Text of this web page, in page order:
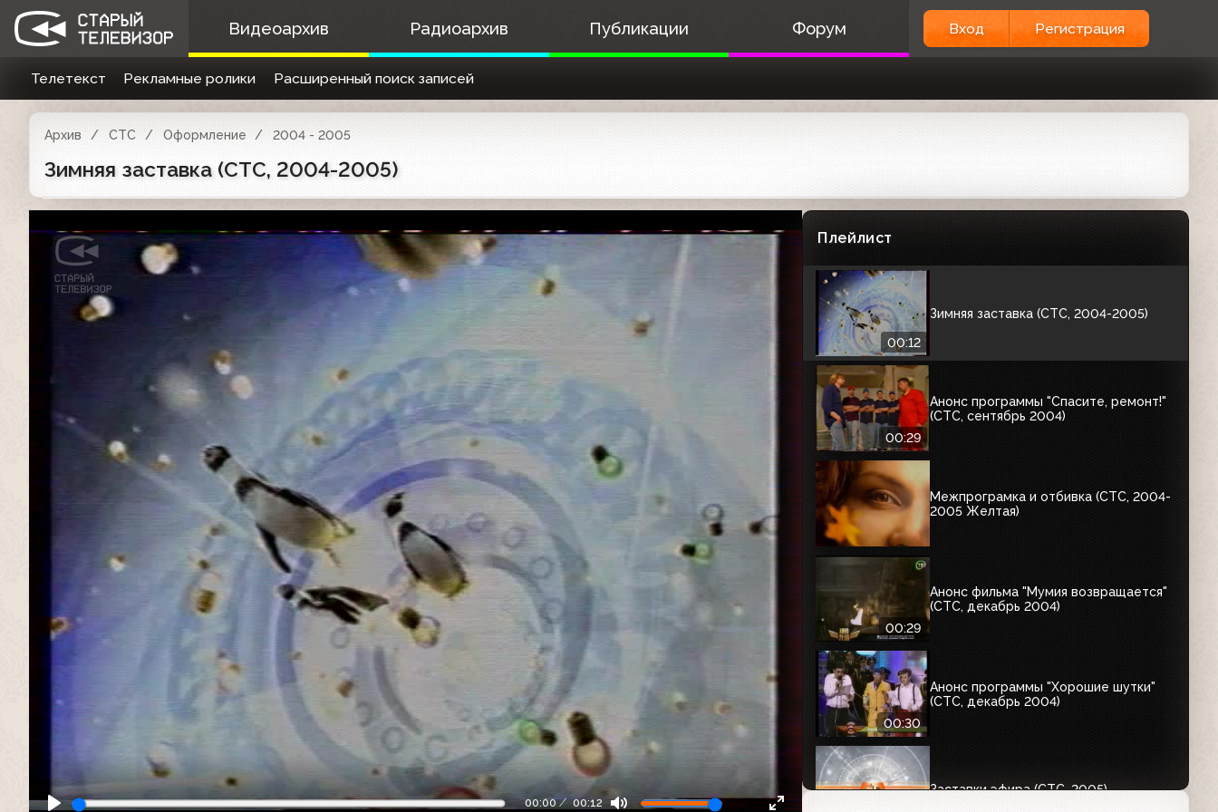
Видеоархив Радиоархив Публикации Форум Вход Регистрация
Телетекст Рекламные ролики Расширенный поиск записей
Архив СТС Оформление 2004 - 2005
Зимняя заставка (СТС, 2004-2005)
00:00 00:12
Плейлист
00:02
Фрагмент заставки "СТС-Революция"
(СТС, 2004)
00:58
Анонсы сериала "Даша Васильева.
00:12
Зимняя заставка (СТС, 2004-2005)
00:29
Анонс программы "Спасите, ремонт!"
(СТС, сентябрь 2004)
Межпрограмка и отбивка (СТС, 2004-
2005 Желтая)
00:29
Анонс фильма "Мумия возвращается"
(СТС, декабрь 2004)
00:30
Анонс программы "Хорошие шутки"
(СТС, декабрь 2004)
Заставки эфира (СТС, 2005)